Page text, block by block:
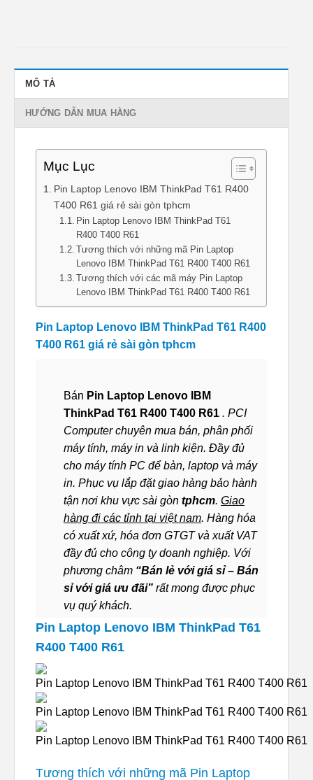
MÔ TẢ
HƯỚNG DẪN MUA HÀNG
Mục Lục
Pin Laptop Lenovo IBM ThinkPad T61 R400
T400 R61 giá rẻ sài gòn tphcm
Pin Laptop Lenovo IBM ThinkPad T61
R400 T400 R61
Tương thích với những mã Pin Laptop
Lenovo IBM ThinkPad T61 R400 T400 R61
Tương thích với các mã máy Pin Laptop
Lenovo IBM ThinkPad T61 R400 T400 R61
Pin Laptop Lenovo IBM ThinkPad T61 R400
T400 R61 giá rẻ sài gòn tphcm
Bán Pin Laptop Lenovo IBM
ThinkPad T61 R400 T400 R61 . PCI
Computer chuyên mua bán, phân phối
máy tính, máy in và linh kiện. Đầy đủ
cho máy tính PC để bàn, laptop và máy
in. Phục vụ lắp đặt giao hàng bảo hành
tận nơi khu vực sài gòn tphcm. Giao
hàng đi các tỉnh tại việt nam. Hàng hóa
có xuất xứ, hóa đơn GTGT và xuất VAT
đầy đủ cho công ty doanh nghiệp. Với
phương châm “Bán lẻ với giá sỉ – Bán
sỉ với giá ưu đãi” rất mong được phục
vụ quý khách.
Pin Laptop Lenovo IBM ThinkPad T61
R400 T400 R61
Tương thích với những mã Pin Laptop